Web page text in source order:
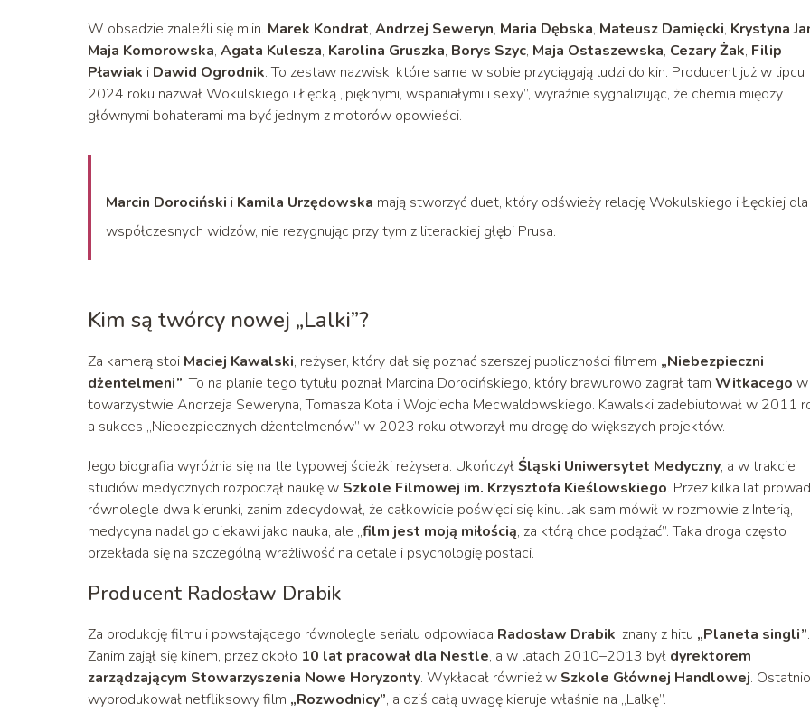
W obsadzie znaleźli się m.in. Marek Kondrat, Andrzej Seweryn, Maria Dębska, Mateusz Damięcki, Krystyna
Maja Komorowska, Agata Kulesza, Karolina Gruszka, Borys Szyc, Maja Ostaszewska, Cezary Żak, Filip
Pławiak i Dawid Ogrodnik. To zestaw nazwisk, które same w sobie przyciągają ludzi do kin. Producent już w lipcu
2024 roku nazwał Wokulskiego i Łęcką „pięknymi, wspaniałymi i sexy”, wyraźnie sygnalizując, że chemia między
głównymi bohaterami ma być jednym z motorów opowieści.
Marcin Dorociński i Kamila Urzędowska mają stworzyć duet, który odświeży relację Wokulskiego i Łęckiej dla
współczesnych widzów, nie rezygnując przy tym z literackiej głębi Prusa.
Kim są twórcy nowej „Lalki”?
Za kamerą stoi Maciej Kawalski, reżyser, który dał się poznać szerszej publiczności filmem „Niebezpieczni
dżentelmeni”. To na planie tego tytułu poznał Marcina Dorocińskiego, który brawurowo zagrał tam Witkacego w
towarzystwie Andrzeja Seweryna, Tomasza Kota i Wojciecha Mecwaldowskiego. Kawalski zadebiutował w 2011
a sukces „Niebezpiecznych dżentelmenów” w 2023 roku otworzył mu drogę do większych projektów.
Jego biografia wyróżnia się na tle typowej ścieżki reżysera. UkończyłŚląski Uniwersytet Medyczny, a w trakcie
studiów medycznych rozpoczął naukę w Szkole Filmowej im. Krzysztofa Kieślowskiego. Przez kilka lat
równolegle dwa kierunki, zanim zdecydował, że całkowicie poświęci się kinu. Jak sam mówił w rozmowie z Interią,
medycyna nadal go ciekawi jako nauka, ale „film jest moją miłością, za którą chce podążać”. Taka droga często
przekłada się na szczególną wrażliwość na detale i psychologię postaci.
Producent Radosław Drabik
Za produkcję filmu i powstającego równolegle serialu odpowiada Radosław Drabik, znany z hitu „Planeta singli”.
Zanim zajął się kinem, przez około 10 lat pracował dla Nestle, a w latach 2010–2013 był dyrektorem
zarządzającym Stowarzyszenia Nowe Horyzonty. Wykładał również w Szkole Głównej Handlowej. Ostatnio
wyprodukował netfliksowy film „Rozwodnicy”, a dziś całą uwagę kieruje właśnie na „Lalkę”.